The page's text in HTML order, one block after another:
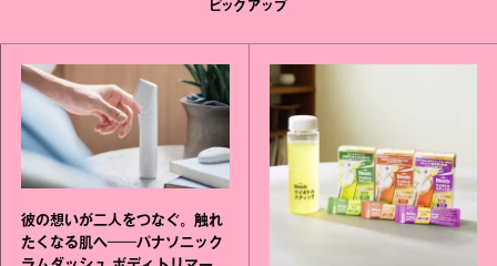
ピックアップ
彼の想いが二人をつなぐ。触れ
たくなる肌へ──パナソニック